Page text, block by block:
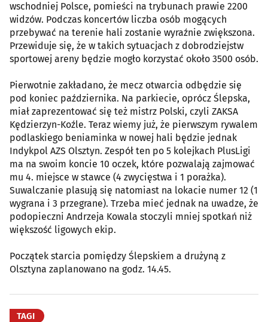
wschodniej Polsce, pomieści na trybunach prawie 2200
widzów. Podczas koncertów liczba osób mogących
przebywać na terenie hali zostanie wyraźnie zwiększona.
Przewiduje się, że w takich sytuacjach z dobrodziejstw
sportowej areny będzie mogło korzystać około 3500 osób.
Pierwotnie zakładano, że mecz otwarcia odbędzie się
pod koniec października. Na parkiecie, oprócz Ślepska,
miał zaprezentować się też mistrz Polski, czyli ZAKSA
Kędzierzyn-Koźle. Teraz wiemy już, że pierwszym rywalem
podlaskiego beniaminka w nowej hali będzie jednak
Indykpol AZS Olsztyn. Zespół ten po 5 kolejkach PlusLigi
ma na swoim koncie 10 oczek, które pozwalają zajmować
mu 4. miejsce w stawce (4 zwycięstwa i 1 porażka).
Suwalczanie plasują się natomiast na lokacie numer 12 (1
wygrana i 3 przegrane). Trzeba mieć jednak na uwadze, że
podopieczni Andrzeja Kowala stoczyli mniej spotkań niż
większość ligowych ekip.
Początek starcia pomiędzy Ślepskiem a drużyną z
Olsztyna zaplanowano na godz. 14.45.
TAGI